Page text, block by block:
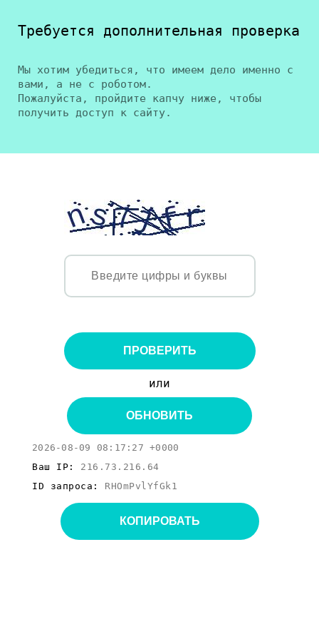
Требуется дополнительная проверка
Мы хотим убедиться, что имеем дело именно с
вами, а не с роботом.
Пожалуйста, пройдите капчу ниже, чтобы
получить доступ к сайту.
ПРОВЕРИТЬ
или
ОБНОВИТЬ
2026-08-09 08:17:27 +0000
Ваш IP: 216.73.216.64
ID запроса: RHOmPvlYfGk1
КОПИРОВАТЬ